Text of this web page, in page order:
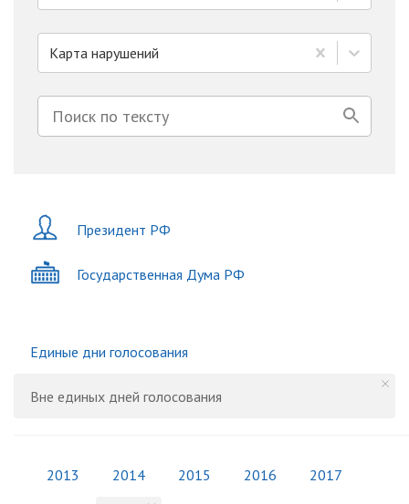
Карта нарушений
Президент РФ
Государственная Дума РФ
Единые дни голосования
Вне единых дней голосования
2013 2014 2015 2016 2017